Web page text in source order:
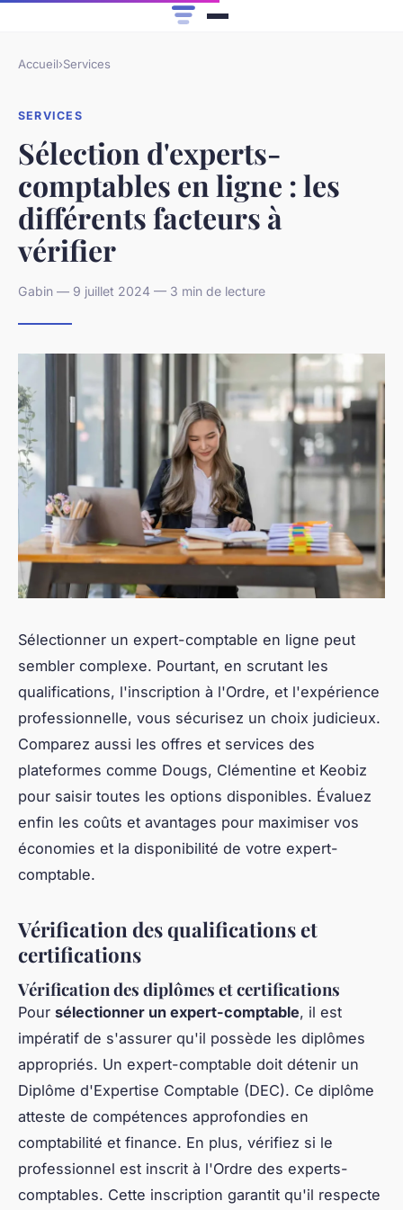
Accueil›Services
SERVICES
Sélection d'experts-
comptables en ligne : les
différents facteurs à
vérifier
Gabin — 9 juillet 2024 — 3 min de lecture
Sélectionner un expert-comptable en ligne peut
sembler complexe. Pourtant, en scrutant les
qualifications, l'inscription à l'Ordre, et l'expérience
professionnelle, vous sécurisez un choix judicieux.
Comparez aussi les offres et services des
plateformes comme Dougs, Clémentine et Keobiz
pour saisir toutes les options disponibles. Évaluez
enfin les coûts et avantages pour maximiser vos
économies et la disponibilité de votre expert-
comptable.
Vérification des qualifications et
certifications
Vérification des diplômes et certifications
Pour sélectionner un expert-comptable, il est
impératif de s'assurer qu'il possède les diplômes
appropriés. Un expert-comptable doit détenir un
Diplôme d'Expertise Comptable (DEC). Ce diplôme
atteste de compétences approfondies en
comptabilité et finance. En plus, vérifiez si le
professionnel est inscrit à l'Ordre des experts-
comptables. Cette inscription garantit qu'il respecte